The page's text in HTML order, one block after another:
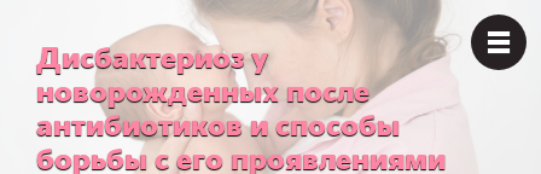
Дисбактериоз у
новорожденных после
антибиотиков и способы
борьбы с его проявлениями